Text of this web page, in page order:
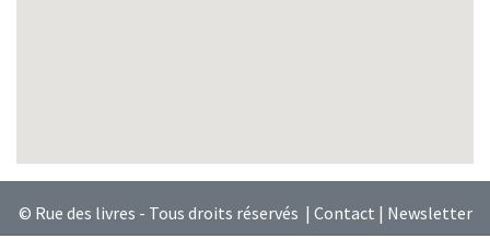
© Rue des livres - Tous droits réservés | Contact | Newsletter